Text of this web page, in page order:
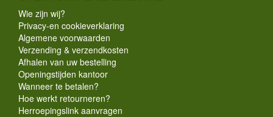
Wie zijn wij?
Privacy-en cookieverklaring
Algemene voorwaarden
Verzending & verzendkosten
Afhalen van uw bestelling
Openingstijden kantoor
Wanneer te betalen?
Hoe werkt retourneren?
Herroepingslink aanvragen